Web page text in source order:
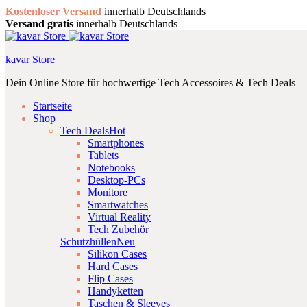
Kostenloser Versand innerhalb Deutschlands
Versand gratis innerhalb Deutschlands
kavar Store
Dein Online Store für hochwertige Tech Accessoires & Tech Deals
Startseite
Shop
Tech DealsHot
Smartphones
Tablets
Notebooks
Desktop-PCs
Monitore
Smartwatches
Virtual Reality
Tech Zubehör
SchutzhüllenNeu
Silikon Cases
Hard Cases
Flip Cases
Handyketten
Taschen & Sleeves